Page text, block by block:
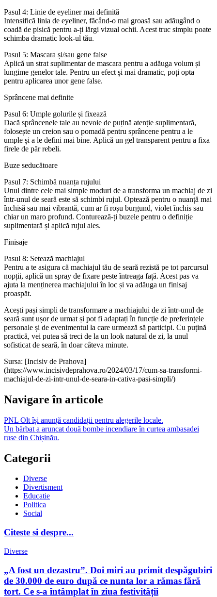
Pasul 4: Linie de eyeliner mai definită
Intensifică linia de eyeliner, făcând-o mai groasă sau adăugând o
coadă de pisică pentru a-ți lărgi vizual ochii. Acest truc simplu poate
schimba dramatic look-ul tău.
Pasul 5: Mascara și/sau gene false
Aplică un strat suplimentar de mascara pentru a adăuga volum și
lungime genelor tale. Pentru un efect și mai dramatic, poți opta
pentru aplicarea unor gene false.
Sprâncene mai definite
Pasul 6: Umple golurile și fixează
Dacă sprâncenele tale au nevoie de puțină atenție suplimentară,
folosește un creion sau o pomadă pentru sprâncene pentru a le
umple și a le defini mai bine. Aplică un gel transparent pentru a fixa
firele de păr rebeli.
Buze seducătoare
Pasul 7: Schimbă nuanța rujului
Unul dintre cele mai simple moduri de a transforma un machiaj de zi
într-unul de seară este să schimbi rujul. Optează pentru o nuanță mai
închisă sau mai vibrantă, cum ar fi roșu burgund, violet închis sau
chiar un maro profund. Conturează-ți buzele pentru o definiție
suplimentară și aplică rujul ales.
Finisaje
Pasul 8: Setează machiajul
Pentru a te asigura că machiajul tău de seară rezistă pe tot parcursul
nopții, aplică un spray de fixare peste întreaga față. Acest pas va
ajuta la menținerea machiajului în loc și va adăuga un finisaj
proaspăt.
Acești pași simpli de transformare a machiajului de zi într-unul de
seară sunt ușor de urmat și pot fi adaptați în funcție de preferințele
personale și de evenimentul la care urmează să participi. Cu puțină
practică, vei putea să treci de la un look natural de zi, la unul
sofisticat de seară, în doar câteva minute.
Sursa: [Incisiv de Prahova]
(https://www.incisivdeprahova.ro/2024/03/17/cum-sa-transformi-
machiajul-de-zi-intr-unul-de-seara-in-cativa-pasi-simpli/)
Navigare în articole
PNL Olt își anunță candidații pentru alegerile locale.
Un bărbat a aruncat două bombe incendiare în curtea ambasadei
ruse din Chișinău.
Categorii
Diverse
Divertisment
Educatie
Politica
Social
Citeste si despre...
Diverse
„A fost un dezastru”. Doi miri au primit despăgubiri
de 30.000 de euro după ce nunta lor a rămas fără
tort. Ce s-a întâmplat în ziua festivității